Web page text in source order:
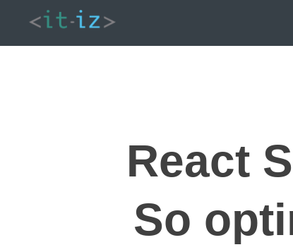
React
So